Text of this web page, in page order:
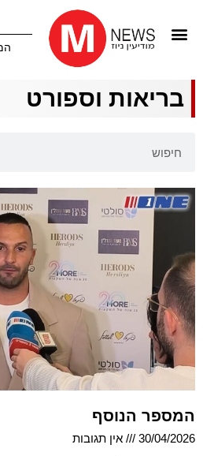
בריאות וספורט
המספר הנוסף
30/04/2026
אין תגובות